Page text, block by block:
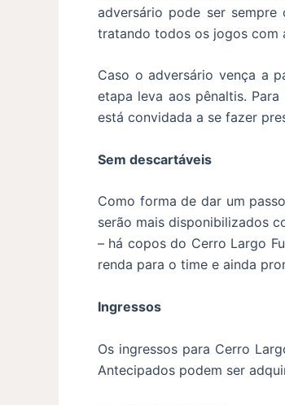
adversário pode ser
tratando todos os jogos com
Caso o adversário vença a
etapa leva aos pênaltis.
está convidada a se fazer
Sem descartáveis
Como forma de dar um
serão mais disponibilizados
– há copos do Cerro Largo
renda para o time e ainda
Ingressos
Os ingressos para Cerro
Antecipados podem ser